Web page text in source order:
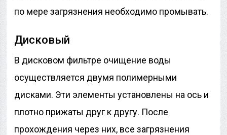
по мере загрязнения необходимо промывать.
Дисковый
В дисковом фильтре очищение воды
осуществляется двумя полимерными
дисками. Эти элементы установлены на ось и
плотно прижаты друг к другу. После
прохождения через них, все загрязнения